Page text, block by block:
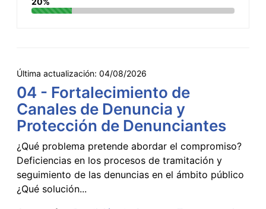
Última actualización: 04/08/2026
04 - Fortalecimiento de
Canales de Denuncia y
Protección de Denunciantes
¿Qué problema pretende abordar el compromiso?
Deficiencias en los procesos de tramitación y
seguimiento de las denuncias en el ámbito público
¿Qué solución...